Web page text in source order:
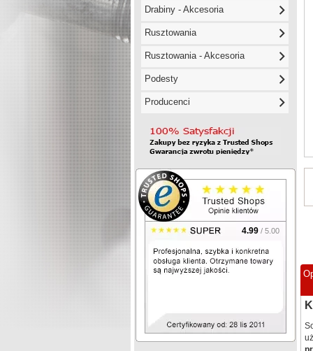
Drabiny - Akcesoria
Rusztowania
Rusztowania - Akcesoria
Podesty
Producenci
4.99 / 5.00